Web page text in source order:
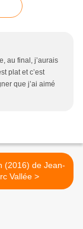
au final, j’aurais
plat et c’est
que j’ai aimé
(2016) de Jean-
Marc Vallée >